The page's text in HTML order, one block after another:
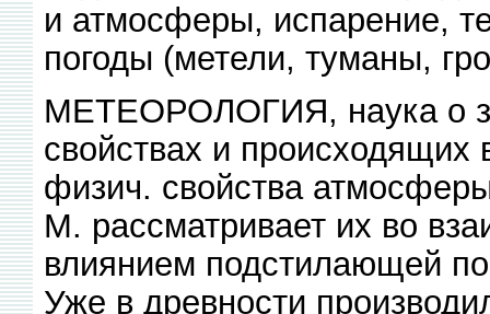
и атмосферы, испарение,
погоды (метели, туманы,
МЕТЕОРОЛОГИЯ, наука о
свойствах и
физич. свойства
М. рассматривает их во
влиянием подстилающей
Уже в древности